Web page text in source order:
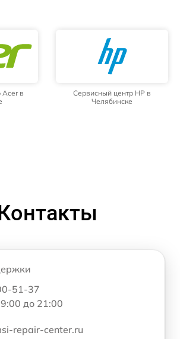
Acer в
Сервисный центр HP в
Челябинске
51-37
до 21:00
repair-center.ru